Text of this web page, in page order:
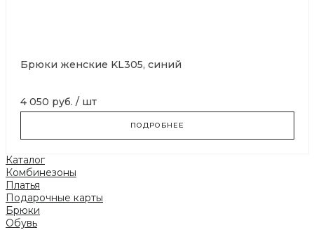
Брюки женские KL305, синий
4 050 руб. / шт
ПОДРОБНЕЕ
Каталог
Комбинезоны
Платья
Подарочные карты
Брюки
Обувь